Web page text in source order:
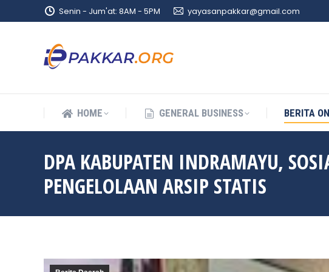
Senin - Jum'at: 8AM - 5PM yayasanpakkar@gmail.com
HOME GENERAL BUSINESS BERITA
DPA KABUPATEN INDRAMAYU,
PENGELOLAAN ARSIP STATIS
HOME GENERAL BUSINESS BERITA